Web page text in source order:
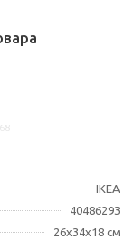
IKEA
40486293
26x34x18 см